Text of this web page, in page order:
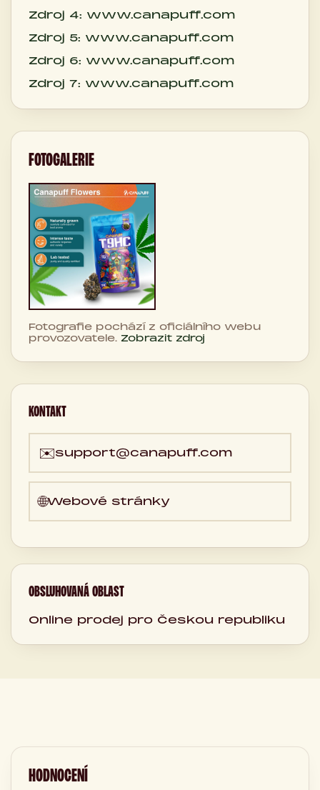
Zdroj 4: www.canapuff.com
Zdroj 5: www.canapuff.com
Zdroj 6: www.canapuff.com
Zdroj 7: www.canapuff.com
FOTOGALERIE
Fotografie pochází z oficiálního webu
provozovatele. Zobrazit zdroj
KONTAKT
✉️support@canapuff.com
🌐Webové stránky
OBSLUHOVANÁ OBLAST
Online prodej pro Českou republiku
HODNOCENÍ